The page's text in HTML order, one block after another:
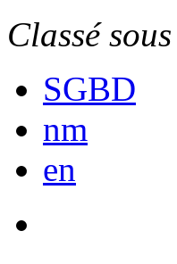
Classé
SGBD
nm
en